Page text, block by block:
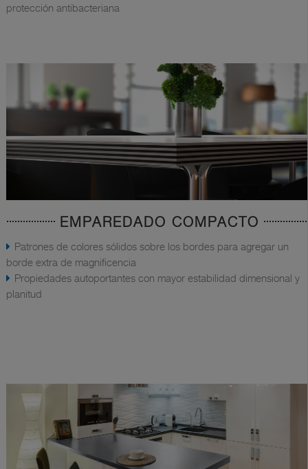
protección antibacteriana
EMPAREDADO COMPACTO
Patrones de colores sólidos sobre los bordes para agregar un
borde extra de magnificencia
Propiedades autoportantes con mayor estabilidad dimensional y
planitud